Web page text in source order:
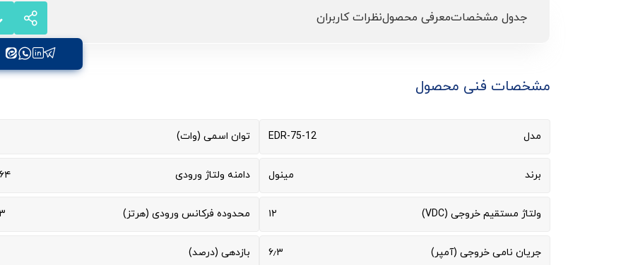
جدول مشخصاتمعرفی محصولنظرات کاربران
مشخصات فنی محصول
مدل EDR-75-12
برند مینول
ولتاژ مستقیم خروجی (VDC) ۱۲
جریان نامی خروجی (آمپر) ۶٫۳
توان اسمی (وات)
دامنه ولتاژ ورودی
محدوده فرکانس ورودی (هرتز)
بازدهی (درصد)